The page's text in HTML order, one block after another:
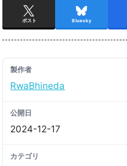
ポスト Bluesky
製作者
RwaBhineda
公開日
2024-12-17
カテゴリ